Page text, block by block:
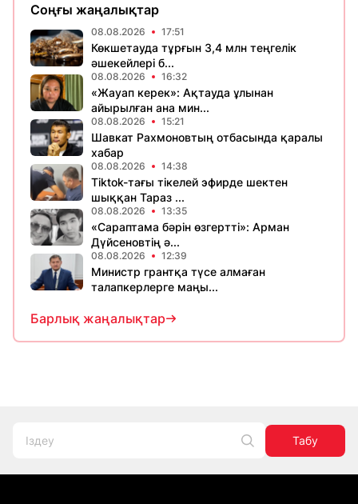
Соңғы жаңалықтар
08.08.2026 17:51
Көкшетауда тұрғын 3,4 млн теңгелік
әшекейлері б...
08.08.2026 16:32
«Жауап керек»: Ақтауда ұлынан
айырылған ана мин...
08.08.2026 15:21
Шавкат Рахмоновтың отбасында қаралы
хабар
08.08.2026 14:38
Tiktok-тағы тікелей эфирде шектен
шыққан Тараз ...
08.08.2026 13:35
«Сараптама бәрін өзгертті»: Арман
Дүйсеновтің ә...
08.08.2026 12:39
Министр грантқа түсе алмаған
талапкерлерге маңы...
Барлық жаңалықтар
Табу